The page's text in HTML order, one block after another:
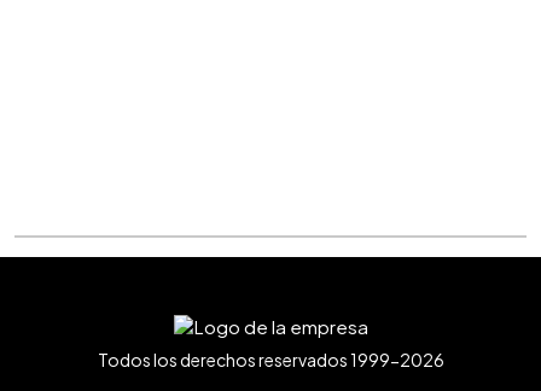
Todos los derechos reservados 1999-2026